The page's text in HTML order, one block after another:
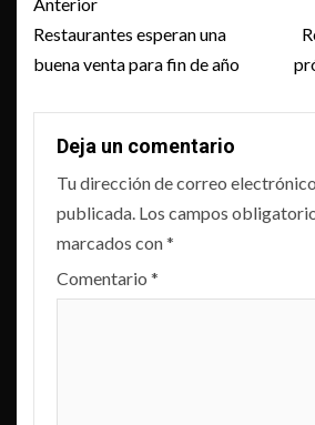
navigation
Restaurantes esperan una
buena venta para fin de año
Deja un comentario
Tu dirección de correo
publicada. Los campos
marcados con*
Comentario *